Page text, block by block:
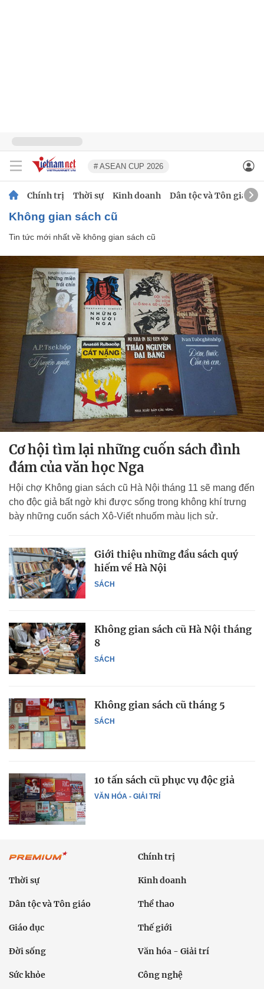
# ASEAN CUP 2026
Chính trị Thời sự Kinh doanh Dân tộc và Tôn giáo
không gian sách cũ
Tin tức mới nhất về không gian sách cũ
Cơ hội tìm lại những cuốn sách đình
đám của văn học Nga
Hội chợ Không gian sách cũ Hà Nội tháng 11 sẽ mang đến
cho độc giả bất ngờ khi được sống trong không khí trưng
bày những cuốn sách Xô-Viết nhuốm màu lịch sử.
SÁCH
Giới thiệu những đầu sách quý
hiếm về Hà Nội
SÁCH
Không gian sách cũ Hà Nội tháng
8
SÁCH
Không gian sách cũ tháng 5
VĂN HÓA - GIẢI TRÍ
10 tấn sách cũ phục vụ độc giả
Chính trị
Thời sự Kinh doanh
Dân tộc và Tôn giáo Thể thao
Giáo dục Thế giới
Đời sống Văn hóa - Giải trí
Sức khỏe Công nghệ